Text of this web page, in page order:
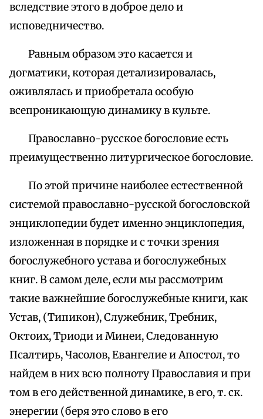
вследствие этого в доброе дело и
исповедничество.
Равным образом это касается и
догматики, которая детализировалась,
оживлялась и приобретала особую
всепроникающую динамику в культе.
Православно-русское богословие есть
преимущественно литургическое богословие.
По этой причине наиболее естественной
системой православно-русской богословской
энциклопедии будет именно энциклопедия,
изложенная в порядке и с точки зрения
богослужебного устава и богослужебных
книг. В самом деле, если мы рассмотрим
такие важнейшие богослужебные книги, как
Устав, (Типикон), Служебник, Требник,
Октоих, Триоди и Минеи, Следованную
Псалтирь, Часолов, Евангелие и Апостол, то
найдем в них всю полноту Православия и при
том в его действенной динамике, в его, т. ск.
энерегии (беря это слово в его